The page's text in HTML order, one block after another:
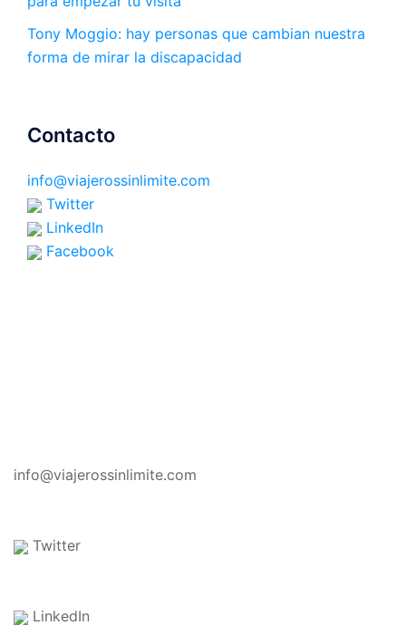
Tony Moggio: hay personas que cambian nuestra
forma de mirar la discapacidad
Contacto
info@viajerossinlimite.com
Twitter
LinkedIn
Facebook
info@viajerossinlimite.com
Twitter
LinkedIn